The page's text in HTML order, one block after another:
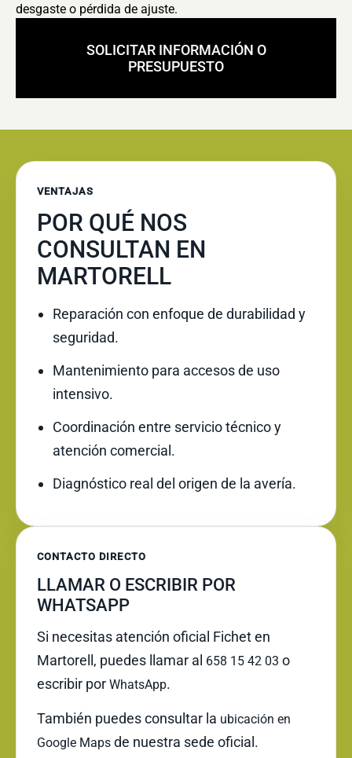
desgaste o pérdida de ajuste.
SOLICITAR INFORMACIÓN O
PRESUPUESTO
VENTAJAS
POR QUÉ NOS
CONSULTAN EN
MARTORELL
Reparación con enfoque de durabilidad y
seguridad.
Mantenimiento para accesos de uso
intensivo.
Coordinación entre servicio técnico y
atención comercial.
Diagnóstico real del origen de la avería.
CONTACTO DIRECTO
LLAMAR O ESCRIBIR POR
WHATSAPP
Si necesitas atención oficial Fichet en
Martorell, puedes llamar al 658 15 42 03 o
escribir por WhatsApp.
También puedes consultar la ubicación en
Google Maps de nuestra sede oficial.